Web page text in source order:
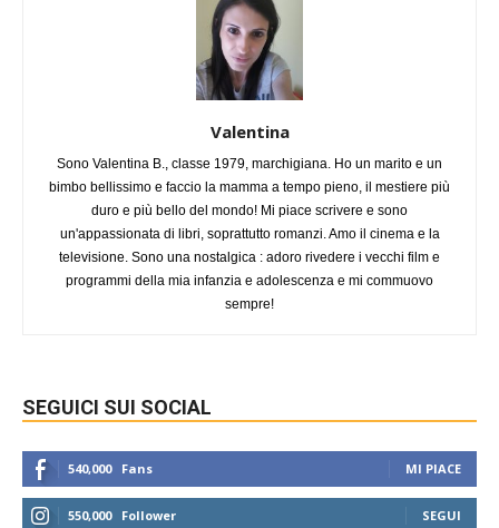
Valentina
Sono Valentina B., classe 1979, marchigiana. Ho un marito e un
bimbo bellissimo e faccio la mamma a tempo pieno, il mestiere più
duro e più bello del mondo! Mi piace scrivere e sono
un'appassionata di libri, soprattutto romanzi. Amo il cinema e la
televisione. Sono una nostalgica : adoro rivedere i vecchi film e
programmi della mia infanzia e adolescenza e mi commuovo
sempre!
SEGUICI SUI SOCIAL
540,000 Fans MI PIACE
550,000 Follower SEGUI